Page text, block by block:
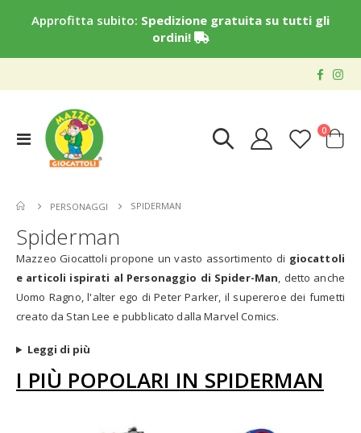
Approfitta subito: Spedizione gratuita su tutti gli
ordini!
Toggle
Nav
Cart
0elementi
PERSONAGGI SPIDERMAN
Spiderman
Mazzeo Giocattoli propone un vasto assortimento di giocattoli
e articoli ispirati al Personaggio di Spider-Man, detto anche
Uomo Ragno, l'alter ego di Peter Parker, il supereroe dei fumetti
creato da Stan Lee e pubblicato dalla Marvel Comics.
Leggi di più
I PIÙ POPOLARI IN SPIDERMAN